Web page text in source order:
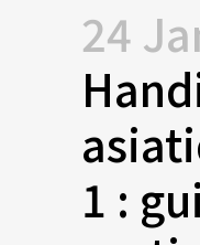
24
1 :